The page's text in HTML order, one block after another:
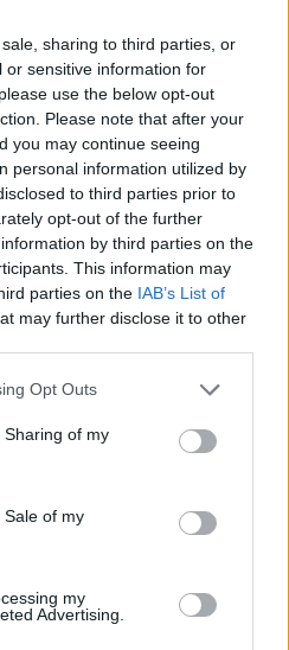
sharing to third parties, or
or sensitive information for
use the below opt-out
Please note that after your
you may continue seeing
personal information utilized by
to third parties prior to
opt-out of the further
by third parties on the
This information may
parties on the IAB’s List of
may further disclose it to other
app uses one or more Google
behaviour. You may click to
and its third-party tags to
purposes in below Google
Opt Outs
of my
of my
my
Advertising.
relaciones sólidas con
diferencia entre el éxito y
no solo es más
que también se
de la marca.